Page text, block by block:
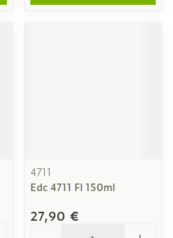
4711
Edc 4711 Fl 150ml
27,90 €